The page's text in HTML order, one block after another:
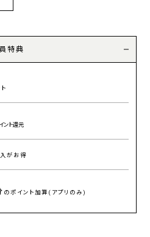
特典
ント還元
がお得
のポイント加算(アプリのみ)